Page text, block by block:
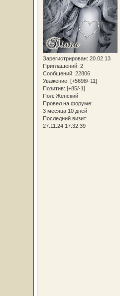
Зарегистрирован: 20.02.13
Приглашений: 2
Сообщений: 22806
Уважение: [+5698/-11]
Позитив: [+85/-1]
Пол: Женский
Провел на форуме:
3 месяца 10 дней
Последний визит:
27.11.24 17:32:39